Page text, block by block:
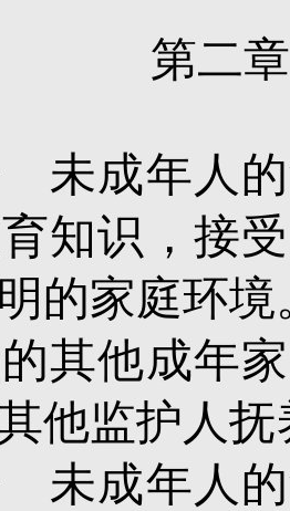
第二
未成年人的
知识，接
的家庭环境
其他成年
他监护人
未成年人的